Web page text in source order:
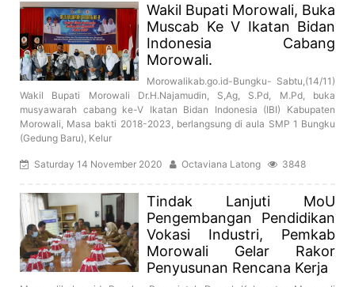
Wakil Bupati Morowali, Buka
Muscab Ke V Ikatan Bidan
Indonesia Cabang
Morowali.
Morowalikab.go.id-Bungku- Sabtu,(14/11)
Wakil Bupati Morowali Dr.H.Najamudin, S,Ag, S.Pd, M.Pd, buka
musyawarah cabang ke-V Ikatan Bidan Indonesia (IBI) Kabupaten
Morowali, Masa bakti 2018-2023, berlangsung di aula SMP 1 Bungku
(Gedung Baru), Kelur
Saturday 14 November 2020 Octaviana Latong 3848
Tindak Lanjuti MoU
Pengembangan Pendidikan
Vokasi Industri, Pemkab
Morowali Gelar Rakor
Penyusunan Rencana Kerja